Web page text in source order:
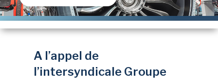
A l’appel de
l’intersyndicale Groupe